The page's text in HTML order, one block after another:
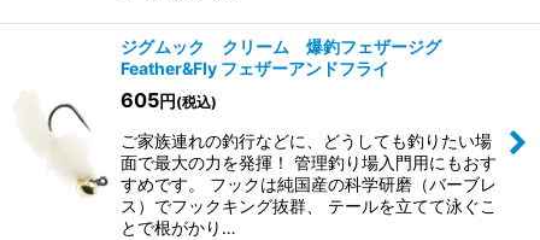
ジグムック クリーム 爆釣フェザージグ
Feather&Fly フェザーアンドフライ
605円 (税込)
ご家族連れの釣行などに、どうしても釣りたい場
面で最大の力を発揮！ 管理釣り場入門用にもおす
すめです。 フックは純国産の科学研磨（バーブレ
ス）でフックキング抜群、 テールを立てて泳ぐこ
とで根がかり…